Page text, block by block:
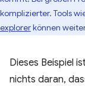
komplizierter. Tools
explorerkönnen
Dieses Beispiel
nichts daran,